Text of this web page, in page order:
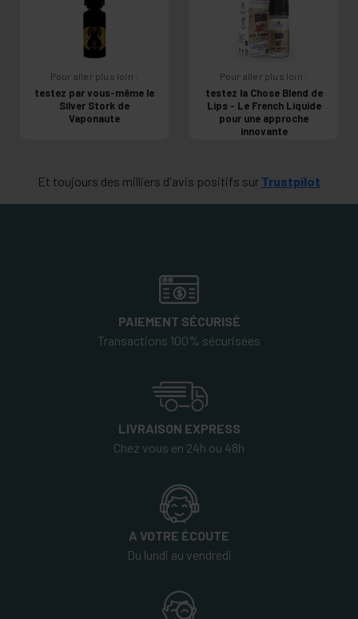
Pour aller plus loin :
testez par vous-même le
Silver Stork de
Vaponaute
Pour aller plus loin :
testez la Chose Blend de
Lips - Le French Liquide
pour une approche
innovante
Et toujours des milliers d'avis positifs sur Trustpilot
PAIEMENT SÉCURISÉ
Transactions 100% sécurisées
LIVRAISON EXPRESS
Chez vous en 24h ou 48h
A VOTRE ÉCOUTE
Du lundi au vendredi